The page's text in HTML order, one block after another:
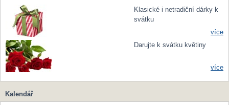
Klasické i netradiční dárky k
svátku
více
Darujte k svátku květiny
více
Kalendář